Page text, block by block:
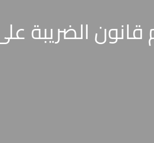
بعض أحكام قانون